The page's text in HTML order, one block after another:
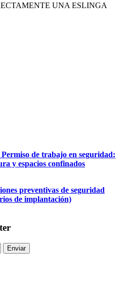
UNA ESLINGA
de trabajo en seguridad:
y espacios confinados
preventivas de seguridad
de implantación)
Enviar